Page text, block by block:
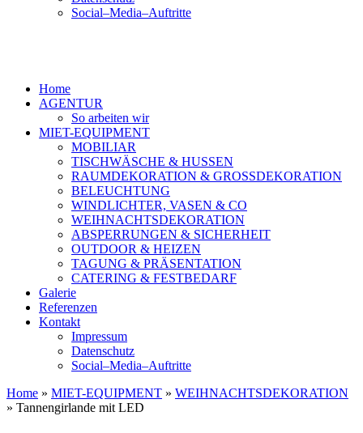
Social–Media–Auftritte
Home
AGENTUR
So arbeiten wir
MIET-EQUIPMENT
MOBILIAR
TISCHWÄSCHE & HUSSEN
RAUMDEKORATION & GROSSDEKORATION
BELEUCHTUNG
WINDLICHTER, VASEN & CO
WEIHNACHTSDEKORATION
ABSPERRUNGEN & SICHERHEIT
OUTDOOR & HEIZEN
TAGUNG & PRÄSENTATION
CATERING & FESTBEDARF
Galerie
Referenzen
Kontakt
Impressum
Datenschutz
Social–Media–Auftritte
Home » MIET-EQUIPMENT » WEIHNACHTSDEKORATION
» Tannengirlande mit LED